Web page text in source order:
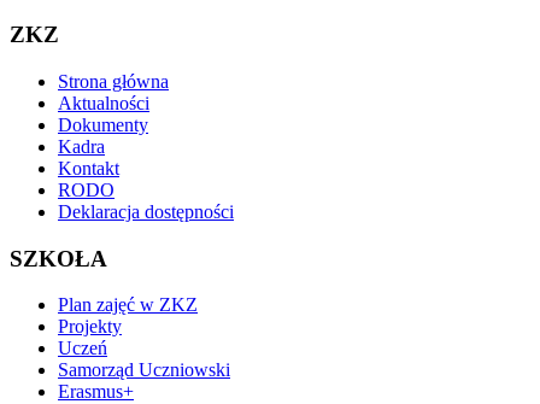
ZKZ
Strona główna
Aktualności
Dokumenty
Kadra
Kontakt
RODO
Deklaracja dostępności
SZKOŁA
Plan zajęć w ZKZ
Projekty
Uczeń
Samorząd Uczniowski
Erasmus+